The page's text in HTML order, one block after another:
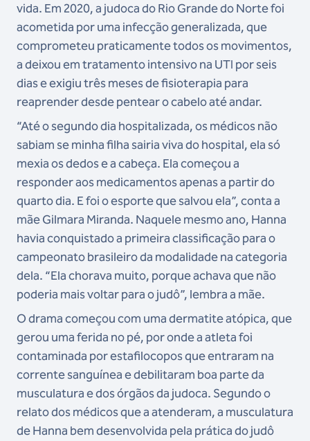
vida. Em 2020, a judoca do Rio Grande do Norte foi
acometida por uma infecção generalizada, que
comprometeu praticamente todos os movimentos,
a deixou em tratamento intensivo na UTI por seis
dias e exigiu três meses de fisioterapia para
reaprender desde pentear o cabelo até andar.
“Até o segundo dia hospitalizada, os médicos não
sabiam se minha filha sairia viva do hospital, ela só
mexia os dedos e a cabeça. Ela começou a
responder aos medicamentos apenas a partir do
quarto dia. E foi o esporte que salvou ela”, conta a
mãe Gilmara Miranda. Naquele mesmo ano, Hanna
havia conquistado a primeira classificação para o
campeonato brasileiro da modalidade na categoria
dela. “Ela chorava muito, porque achava que não
poderia mais voltar para o judô”, lembra a mãe.
O drama começou com uma dermatite atópica, que
gerou uma ferida no pé, por onde a atleta foi
contaminada por estafilocopos que entraram na
corrente sanguínea e debilitaram boa parte da
musculatura e dos órgãos da judoca. Segundo o
relato dos médicos que a atenderam, a musculatura
de Hanna bem desenvolvida pela prática do judô